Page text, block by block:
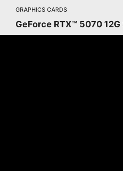
GRAPHICS CARDS
GeForce RTX™ 5070 12G